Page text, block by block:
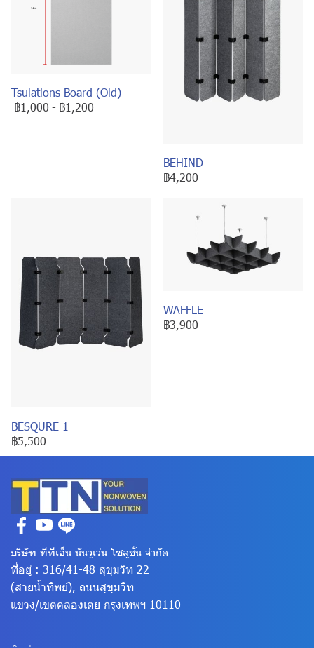
Tsulations Board (Old)
฿1,000 - ฿1,200
BEHIND
฿4,200
BESQURE 1
฿5,500
WAFFLE
฿3,900
บริษัท ทีทีเอ็น นันวูเว่น โซลูชั่น จำกัด
ที่อยู่ : 316/41-48 สุขุมวิท 22
(สายน้ำทิพย์), ถนนสุขุมวิท
แขวง/เขตคลองเตย กรุงเทพฯ 10110